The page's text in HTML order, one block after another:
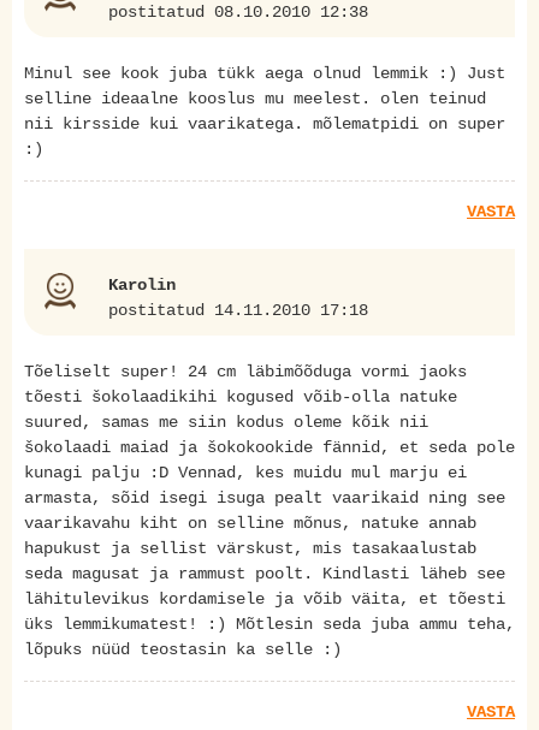
postitatud 08.10.2010 12:38
Minul see kook juba tükk aega olnud lemmik :) Just
selline ideaalne kooslus mu meelest. olen teinud
nii kirsside kui vaarikatega. mõlematpidi on super
:)
VASTA
Karolin
postitatud 14.11.2010 17:18
Tõeliselt super! 24 cm läbimõõduga vormi jaoks
tõesti šokolaadikihi kogused võib-olla natuke
suured, samas me siin kodus oleme kõik nii
šokolaadi maiad ja šokokookide fännid, et seda pole
kunagi palju :D Vennad, kes muidu mul marju ei
armasta, sõid isegi isuga pealt vaarikaid ning see
vaarikavahu kiht on selline mõnus, natuke annab
hapukust ja sellist värskust, mis tasakaalustab
seda magusat ja rammust poolt. Kindlasti läheb see
lähitulevikus kordamisele ja võib väita, et tõesti
üks lemmikumatest! :) Mõtlesin seda juba ammu teha,
lõpuks nüüd teostasin ka selle :)
VASTA